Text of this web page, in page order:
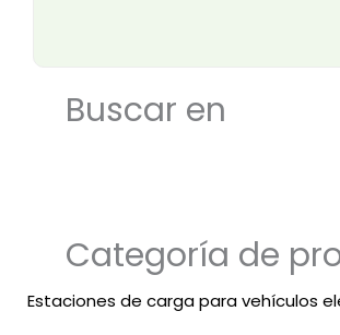
Buscar en
Categoría de
Estaciones de carga para vehículos